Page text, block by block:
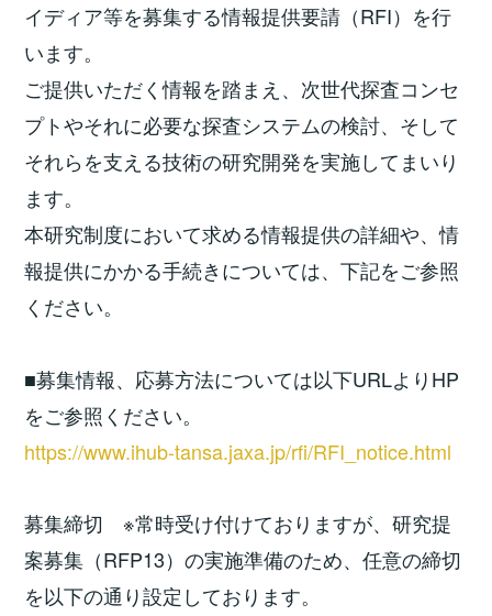
イディア等を募集する情報提供要請（RFI）を行
います。
ご提供いただく情報を踏まえ、次世代探査コンセ
プトやそれに必要な探査システムの検討、そして
それらを支える技術の研究開発を実施してまいり
ます。
本研究制度において求める情報提供の詳細や、情
報提供にかかる手続きについては、下記をご参照
ください。
■募集情報、応募方法については以下URLよりHP
をご参照ください。
https://www.ihub-tansa.jaxa.jp/rfi/RFI_notice.html
募集締切 ※常時受け付けておりますが、研究提
案募集（RFP13）の実施準備のため、任意の締切
を以下の通り設定しております。